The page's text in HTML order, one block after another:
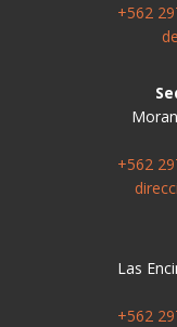
+562
+562
Las
+562